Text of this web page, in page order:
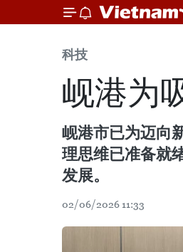
科技
岘港为
岘港市已为迈向
理思维已准备就
发展。
02/06/2026 11:33